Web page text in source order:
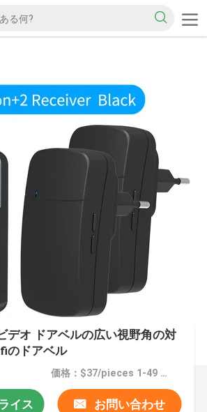
デオ ドアベルの広い視野角の対
のドアベル
価格：$37/pieces 1-49 pieces
イス お問い合わせ